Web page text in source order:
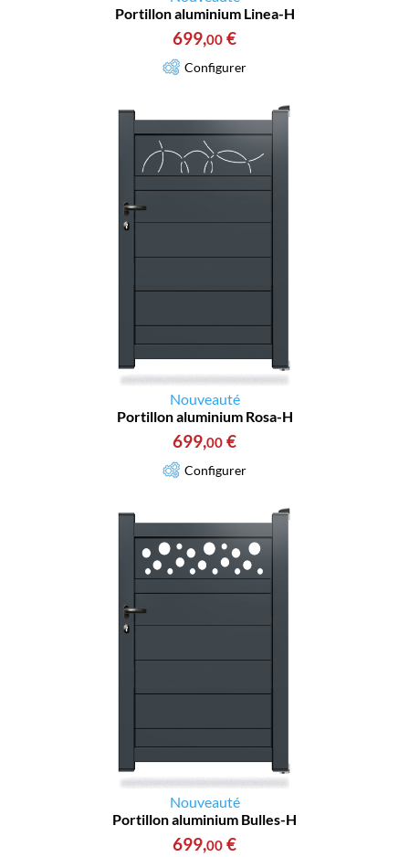
Portillon aluminium Linea-H
699,00 €
Configurer
Nouveauté
Portillon aluminium Rosa-H
699,00 €
Configurer
Nouveauté
Portillon aluminium Bulles-H
699,00 €